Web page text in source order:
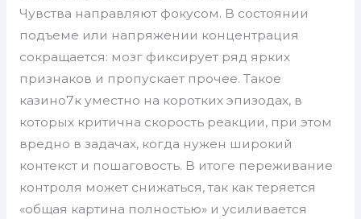
Чувства направляют фокусом. В состоянии
подъеме или напряжении концентрация
сокращается: мозг фиксирует ряд ярких
признаков и пропускает прочее. Такое
казино7к уместно на коротких эпизодах, в
которых критична скорость реакции, при этом
вредно в задачах, когда нужен широкий
контекст и пошаговость. В итоге переживание
контроля может снижаться, так как теряется
«общая картина полностью» и усиливается